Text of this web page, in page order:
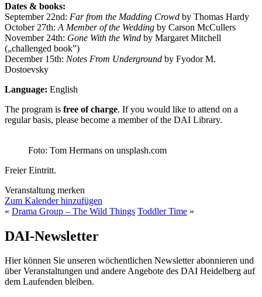
Dates & books:
September 22nd: Far from the Madding Crowd by Thomas Hardy
October 27th: A Member of the Wedding by Carson McCullers
November 24th: Gone With the Wind by Margaret Mitchell
(„challenged book”)
December 15th: Notes From Underground by Fyodor M.
Dostoevsky
Language: English
The program is free of charge. If you would like to attend on a
regular basis, please become a member of the DAI Library.
Foto: Tom Hermans on unsplash.com
Freier Eintritt.
Veranstaltung merken
Zum Kalender hinzufügen
« Drama Group – The Wild Things Toddler Time »
DAI-Newsletter
Hier können Sie unseren wöchentlichen Newsletter abonnieren und
über Veranstaltungen und andere Angebote des DAI Heidelberg auf
dem Laufenden bleiben.